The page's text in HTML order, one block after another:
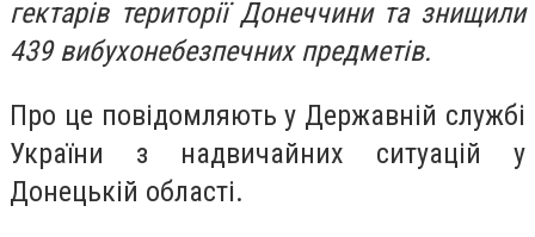
гектарів території Донеччини та знищили
439 вибухонебезпечних предметів.
Про це повідомляють у Державній службі
України з надвичайних ситуацій у
Донецькій області.